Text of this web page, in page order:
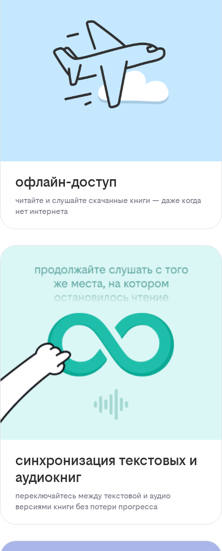
офлайн-доступ
читайте и слушайте скачанные книги — даже когда
нет интернета
синхронизация текстовых и
аудиокниг
переключайтесь между текстовой и аудио
версиями книги без потери прогресса